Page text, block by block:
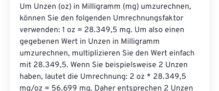
Um Unzen (oz) in Milligramm (mg) umzurechnen,
können Sie den folgenden Umrechnungsfaktor
verwenden: 1 oz = 28.349,5 mg. Um also einen
gegebenen Wert in Unzen in Milligramm
umzurechnen, multiplizieren Sie den Wert einfach
mit 28.349,5. Wenn Sie beispielsweise 2 Unzen
haben, lautet die Umrechnung: 2 oz * 28.349,5
mg/oz = 56.699 mg. Daher entsprechen 2 Unzen